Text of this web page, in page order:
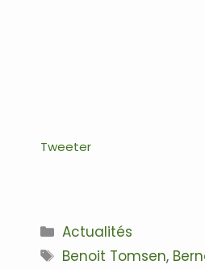
Tweeter
Catégories
Actualités
Étiquettes
Benoit Tomsen,